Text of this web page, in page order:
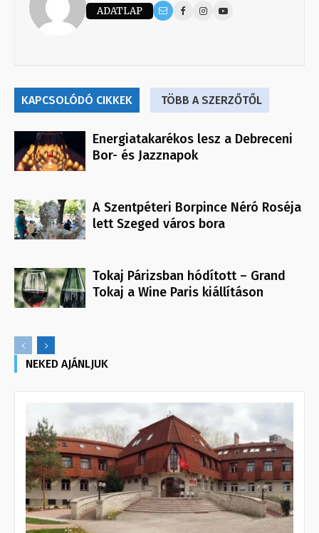
ADATLAP
KAPCSOLÓDÓ CIKKEK TÖBB A SZERZŐTŐL
Energiatakarékos lesz a Debreceni
Bor- és Jazznapok
A Szentpéteri Borpince Néró Roséja
lett Szeged város bora
Tokaj Párizsban hódított – Grand
Tokaj a Wine Paris kiállításon
NEKED AJÁNLJUK